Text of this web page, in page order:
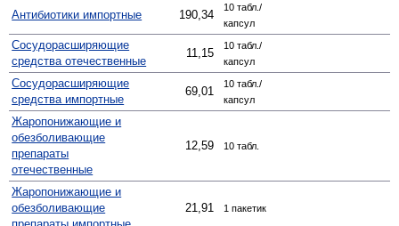
Антибиотики импортные 190,34
10 табл./
капсул
Сосудо­расширяющие
средства отечественные
11,15
10 табл./
капсул
Сосуд­орасширяющие
средства импортные
69,01
10 табл./
капсул
Жаро­понижающие и
обезболивающие
препараты
отечественные
12,59 10 табл.
Жаро­понижающие и
обезболивающие
21,91 1 пакетик